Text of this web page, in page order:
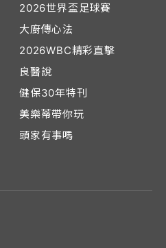
2026世界盃足球賽
大廚傳心法
2026WBC精彩直擊
良醫說
健保30年特刊
美樂蒂帶你玩
頭家有事嗎